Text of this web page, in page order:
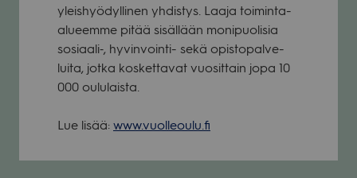
yleis­hyö­dyl­li­nen yhdis­tys. Laaja toi­minta-
alu­eemme pitää sisäl­lään moni­puo­li­sia
sosiaali‑, hyvin­vointi- sekä opis­to­pal­ve­
luita, jotka kos­ket­ta­vat vuo­sit­tain jopa 10
000 oulu­laista.
Lue lisää: www.vuolleoulu.fi